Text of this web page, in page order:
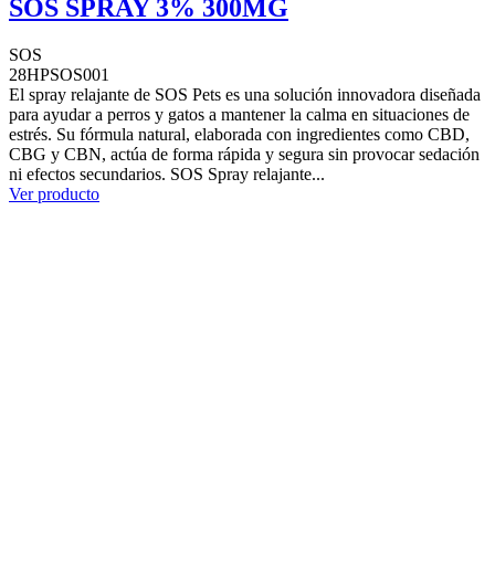
SOS SPRAY 3% 300MG
SOS
28HPSOS001
El spray relajante de SOS Pets es una solución innovadora diseñada
para ayudar a perros y gatos a mantener la calma en situaciones de
estrés. Su fórmula natural, elaborada con ingredientes como CBD,
CBG y CBN, actúa de forma rápida y segura sin provocar sedación
ni efectos secundarios. SOS Spray relajante...
Ver producto